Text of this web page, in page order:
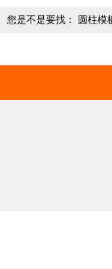
您是不是要找： 圆柱模